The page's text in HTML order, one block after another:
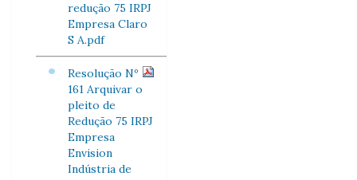
redução 75 IRPJ
Empresa Claro
S A.pdf
Resolução Nº
161 Arquivar o
pleito de
Redução 75 IRPJ
Empresa
Envision
Indústria de